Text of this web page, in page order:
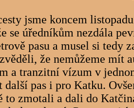
jsme koncem
se úředníkům nezdála
pasu a musel si tedy
že nemůžeme mít
a tranzitní vízum v
pas i pro Katku.
to zmotali a dali do